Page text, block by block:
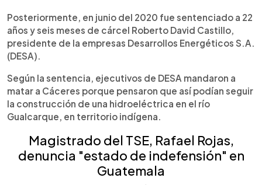
Posteriormente, en junio del 2020 fue sentenciado a 22
años y seis meses de cárcel Roberto David Castillo,
presidente de la empresas Desarrollos Energéticos S.A.
(DESA).
Según la sentencia, ejecutivos de DESA mandaron a
matar a Cáceres porque pensaron que así podían seguir
la construcción de una hidroeléctrica en el río
Gualcarque, en territorio indígena.
Magistrado del TSE, Rafael Rojas,
denuncia "estado de indefensión" en
Guatemala